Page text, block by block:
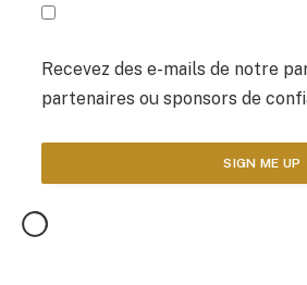
Recevez des e-mails de notre
partenaires ou sponsors de